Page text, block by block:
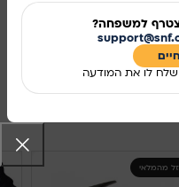
למשפחה?
לו את המודעה
מהמלאי